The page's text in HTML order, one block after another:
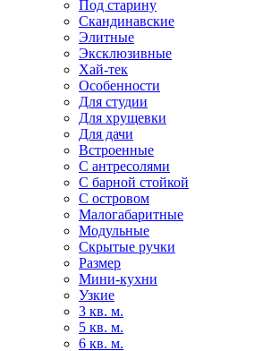
Под старину
Скандинавские
Элитные
Эксклюзивные
Хай-тек
Особенности
Для студии
Для хрущевки
Для дачи
Встроенные
С антресолями
С барной стойкой
С островом
Малогабаритные
Модульные
Скрытые ручки
Размер
Мини-кухни
Узкие
3 кв. м.
5 кв. м.
6 кв. м.